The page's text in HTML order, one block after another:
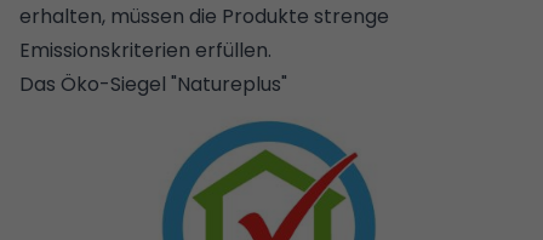
erhalten, müssen die Produkte strenge
Emissionskriterien erfüllen.
Das Öko-Siegel "Natureplus"